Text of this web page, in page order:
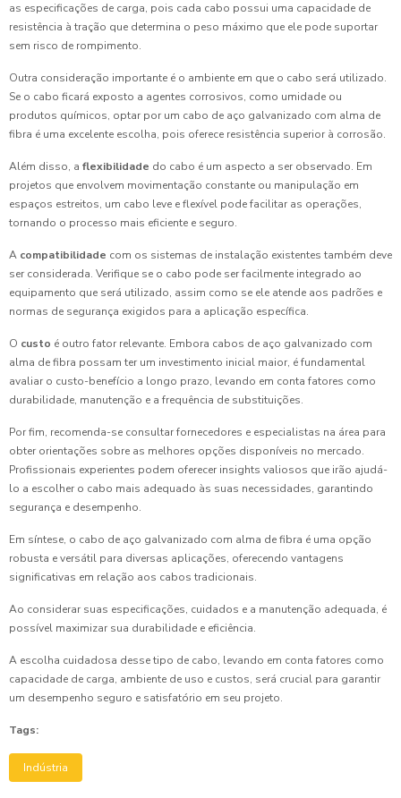
as especificações de carga, pois cada cabo possui uma capacidade de
resistência à tração que determina o peso máximo que ele pode suportar
sem risco de rompimento.
Outra consideração importante é o ambiente em que o cabo será utilizado.
Se o cabo ficará exposto a agentes corrosivos, como umidade ou
produtos químicos, optar por um cabo de aço galvanizado com alma de
fibra é uma excelente escolha, pois oferece resistência superior à corrosão.
Além disso, a flexibilidade do cabo é um aspecto a ser observado. Em
projetos que envolvem movimentação constante ou manipulação em
espaços estreitos, um cabo leve e flexível pode facilitar as operações,
tornando o processo mais eficiente e seguro.
A compatibilidade com os sistemas de instalação existentes também deve
ser considerada. Verifique se o cabo pode ser facilmente integrado ao
equipamento que será utilizado, assim como se ele atende aos padrões e
normas de segurança exigidos para a aplicação específica.
O custo é outro fator relevante. Embora cabos de aço galvanizado com
alma de fibra possam ter um investimento inicial maior, é fundamental
avaliar o custo-benefício a longo prazo, levando em conta fatores como
durabilidade, manutenção e a frequência de substituições.
Por fim, recomenda-se consultar fornecedores e especialistas na área para
obter orientações sobre as melhores opções disponíveis no mercado.
Profissionais experientes podem oferecer insights valiosos que irão ajudá-
lo a escolher o cabo mais adequado às suas necessidades, garantindo
segurança e desempenho.
Em síntese, o cabo de aço galvanizado com alma de fibra é uma opção
robusta e versátil para diversas aplicações, oferecendo vantagens
significativas em relação aos cabos tradicionais.
Ao considerar suas especificações, cuidados e a manutenção adequada, é
possível maximizar sua durabilidade e eficiência.
A escolha cuidadosa desse tipo de cabo, levando em conta fatores como
capacidade de carga, ambiente de uso e custos, será crucial para garantir
um desempenho seguro e satisfatório em seu projeto.
Tags:
Indústria